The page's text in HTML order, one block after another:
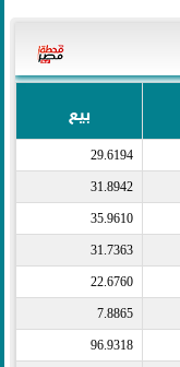
بيع
29.6194
31.8942
35.9610
31.7363
22.6760
7.8865
96.9318